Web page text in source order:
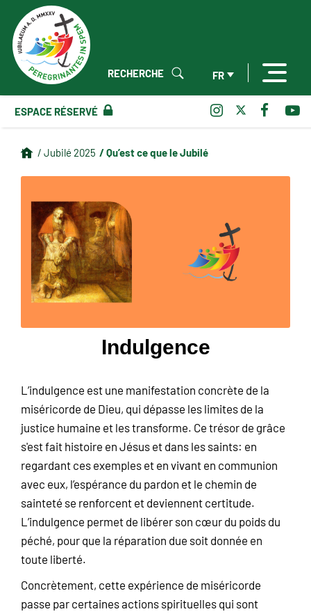
FR
RECHERCHE
ESPACE RÉSERVÉ
/ Jubilé 2025 / Qu’est ce que le Jubilé
Indulgence
L’indulgence est une manifestation concrète de la
miséricorde de Dieu, qui dépasse les limites de la
justice humaine et les transforme. Ce trésor de grâce
s'est fait histoire en Jésus et dans les saints: en
regardant ces exemples et en vivant en communion
avec eux, l’espérance du pardon et le chemin de
sainteté se renforcent et deviennent certitude.
L’indulgence permet de libérer son cœur du poids du
péché, pour que la réparation due soit donnée en
toute liberté.
Concrètement, cette expérience de miséricorde
passe par certaines actions spirituelles qui sont